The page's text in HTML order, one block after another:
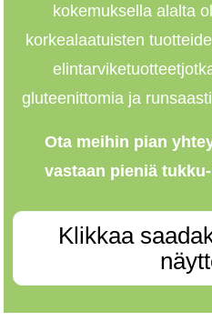
kokemuksella alalta
korkealaatuisten
elintarviketuotteet
gluteenittomia ja
Ota meihin pian
vastaan ​​pieniä
Klikkaa